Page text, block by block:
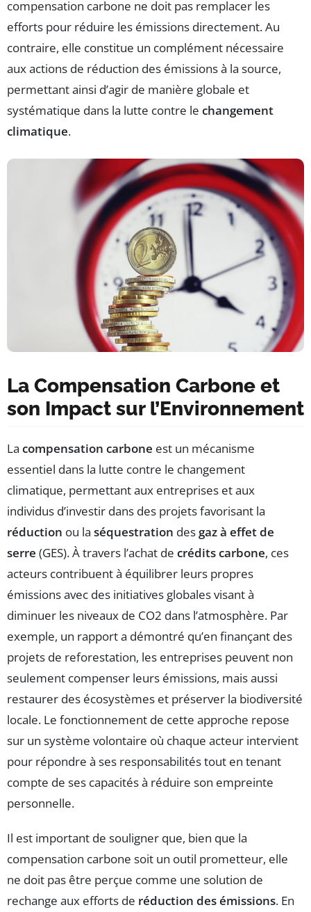
compensation carbone ne doit pas remplacer les
efforts pour réduire les émissions directement. Au
contraire, elle constitue un complément nécessaire
aux actions de réduction des émissions à la source,
permettant ainsi d’agir de manière globale et
systématique dans la lutte contre le changement
climatique.
La Compensation Carbone et
son Impact sur l’Environnement
La compensation carbone est un mécanisme
essentiel dans la lutte contre le changement
climatique, permettant aux entreprises et aux
individus d’investir dans des projets favorisant la
réduction ou la séquestration des gaz à effet de
serre (GES). À travers l’achat de crédits carbone, ces
acteurs contribuent à équilibrer leurs propres
émissions avec des initiatives globales visant à
diminuer les niveaux de CO2 dans l’atmosphère. Par
exemple, un rapport a démontré qu’en finançant des
projets de reforestation, les entreprises peuvent non
seulement compenser leurs émissions, mais aussi
restaurer des écosystèmes et préserver la biodiversité
locale. Le fonctionnement de cette approche repose
sur un système volontaire où chaque acteur intervient
pour répondre à ses responsabilités tout en tenant
compte de ses capacités à réduire son empreinte
personnelle.
Il est important de souligner que, bien que la
compensation carbone soit un outil prometteur, elle
ne doit pas être perçue comme une solution de
rechange aux efforts de réduction des émissions. En